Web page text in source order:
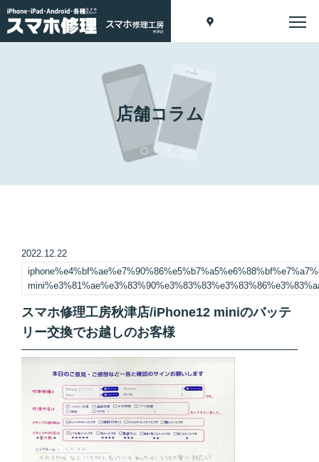
店舗コラム
2022.12.22
スマホ修理工房秋津店/iPhone12 miniのバッテ
リー交換でお越しのお客様